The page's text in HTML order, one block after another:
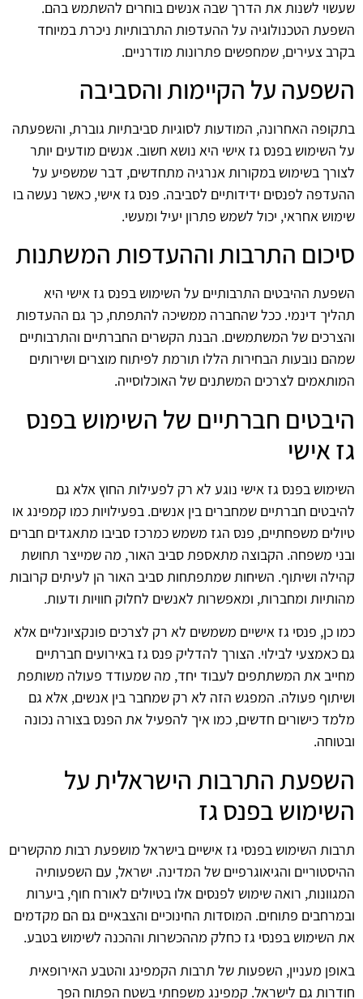
שעשוי לשנות את הדרך שבה אנשים בוחרים להשתמש בהם.
השפעת הטכנולוגיה על ההעדפות התרבותיות ניכרת במיוחד
בקרב צעירים, שמחפשים פתרונות מודרניים.
השפעה על הקיימות והסביבה
בתקופה האחרונה, המודעות לסוגיות סביבתיות גוברת, והשפעתה
על השימוש בפנס גז אישי היא נושא חשוב. אנשים מודעים יותר
לצורך בשימוש במקורות אנרגיה מתחדשים, דבר שמשפיע על
ההעדפה לפנסים ידידותיים לסביבה. פנס גז אישי, כאשר נעשה בו
שימוש אחראי, יכול לשמש פתרון יעיל ומעשי.
סיכום התרבות וההעדפות המשתנות
השפעת ההיבטים התרבותיים על השימוש בפנס גז אישי היא
תהליך דינמי. ככל שהחברה ממשיכה להתפתח, כך גם ההעדפות
והצרכים של המשתמשים. הבנת הקשרים החברתיים והתרבותיים
שמהם נובעות הבחירות הללו תורמת לפיתוח מוצרים ושירותים
המותאמים לצרכים המשתנים של האוכלוסייה.
היבטים חברתיים של השימוש בפנס
גז אישי
השימוש בפנס גז אישי נוגע לא רק לפעילות החוץ אלא גם
להיבטים חברתיים שמחברים בין אנשים. בפעילויות כמו קמפינג או
טיולים משפחתיים, פנס הגז משמש כמרכז סביבו מתאגדים חברים
ובני משפחה. הקבוצה מתאספת סביב האור, מה שמייצר תחושת
קהילה ושיתוף. השיחות שמתפתחות סביב האור הן לעיתים קרובות
מהותיות ומחברות, ומאפשרות לאנשים לחלוק חוויות ודעות.
כמו כן, פנסי גז אישיים משמשים לא רק לצרכים פונקציונליים אלא
גם כאמצעי לבילוי. הצורך להדליק פנס גז באירועים חברתיים
מחייב את המשתתפים לעבוד יחד, מה שמעודד פעולה משותפת
ושיתוף פעולה. המפגש הזה לא רק שמחבר בין אנשים, אלא גם
מלמד כישורים חדשים, כמו איך להפעיל את הפנס בצורה נכונה
ובטוחה.
השפעת התרבות הישראלית על
השימוש בפנס גז
תרבות השימוש בפנסי גז אישיים בישראל מושפעת רבות מהקשרים
ההיסטוריים והגיאוגרפיים של המדינה. ישראל, עם השפעותיה
המגוונות, רואה שימוש לפנסים אלו בטיולים לאורח חוף, ביערות
ובמרחבים פתוחים. המוסדות החינוכיים והצבאיים גם הם מקדמים
את השימוש בפנסי גז כחלק מההכשרות וההכנה לשימוש בטבע.
באופן מעניין, השפעות של תרבות הקמפינג והטבע האירופאית
חודרות גם לישראל. קמפינג משפחתי בשטח הפתוח הפך